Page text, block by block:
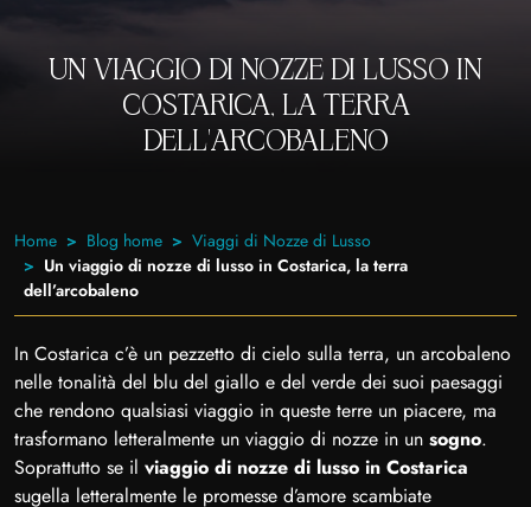
UN VIAGGIO DI NOZZE DI LUSSO IN
COSTARICA, LA TERRA
DELL’ARCOBALENO
Home Blog home
Viaggi di Nozze di Lusso
Un viaggio di nozze di lusso in Costarica, la terra
dell’arcobaleno
In Costarica c’è un pezzetto di cielo sulla terra, un arcobaleno
nelle tonalità del blu del giallo e del verde dei suoi paesaggi
che rendono qualsiasi viaggio in queste terre un piacere, ma
trasformano letteralmente un viaggio di nozze in un sogno.
Soprattutto se il viaggio di nozze di lusso in Costarica
sugella letteralmente le promesse d’amore scambiate